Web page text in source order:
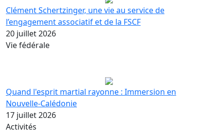
Clément Schertzinger, une vie au service de
l’engagement associatif et de la FSCF
20 juillet 2026
Vie fédérale
Quand l'esprit martial rayonne : Immersion en
Nouvelle-Calédonie
17 juillet 2026
Activités